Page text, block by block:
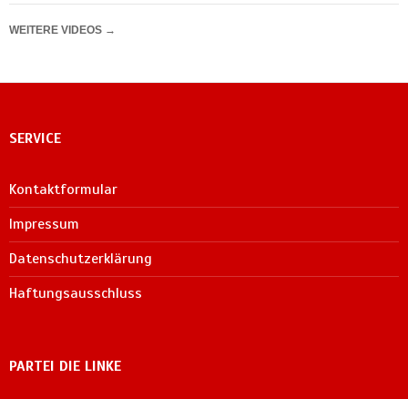
WEITERE VIDEOS →
SERVICE
Kontaktformular
Impressum
Datenschutzerklärung
Haftungsausschluss
PARTEI DIE LINKE